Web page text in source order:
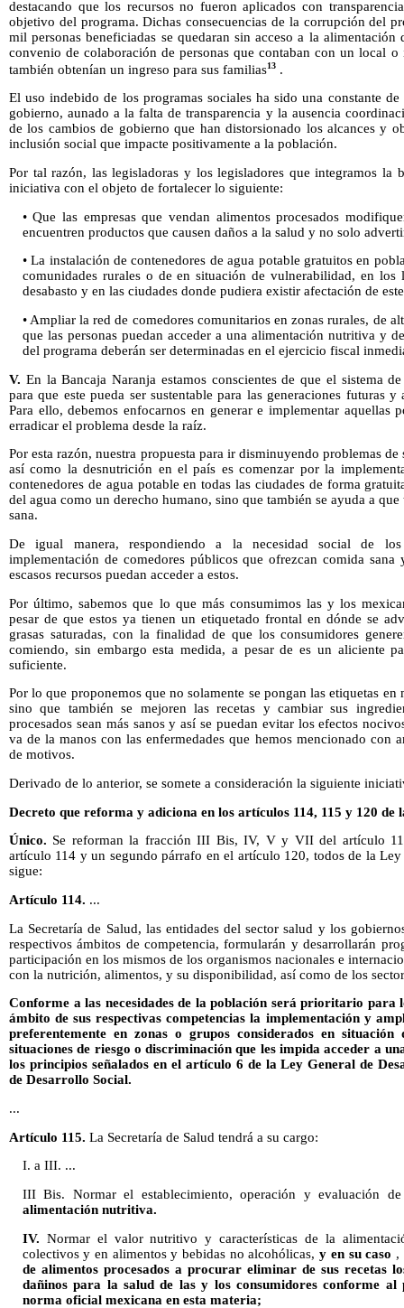
destacando que los recursos no fueron aplicados con
objetivo del programa. Dichas consecuencias de la corrupción del
mil personas beneficiadas se quedaran sin acceso a la
convenio de colaboración de personas que contaban con un local
también obtenían un ingreso para sus familias13 .
El uso indebido de los programas sociales ha sido una constante
gobierno, aunado a la falta de transparencia y la ausencia
de los cambios de gobierno que han distorsionado los alcances y
inclusión social que impacte positivamente a la población.
Por tal razón, las legisladoras y los legisladores que integramos la
iniciativa con el objeto de fortalecer lo siguiente:
• Que las empresas que vendan alimentos procesados
encuentren productos que causen daños a la salud y no solo
• La instalación de contenedores de agua potable gratuitos en
comunidades rurales o de en situación de vulnerabilidad, en los
desabasto y en las ciudades donde pudiera existir afectación de
• Ampliar la red de comedores comunitarios en zonas rurales, de
que las personas puedan acceder a una alimentación nutritiva y
del programa deberán ser determinadas en el ejercicio fiscal
V. En la Bancaja Naranja estamos conscientes de que el sistema
para que este pueda ser sustentable para las generaciones futuras y
Para ello, debemos enfocarnos en generar e implementar aquellas
erradicar el problema desde la raíz.
Por esta razón, nuestra propuesta para ir disminuyendo problemas
así como la desnutrición en el país es comenzar por la
contenedores de agua potable en todas las ciudades de forma
del agua como un derecho humano, sino que también se ayuda a
sana.
De igual manera, respondiendo a la necesidad social de
implementación de comedores públicos que ofrezcan comida
escasos recursos puedan acceder a estos.
Por último, sabemos que lo que más consumimos las y los
pesar de que estos ya tienen un etiquetado frontal en dónde se
grasas saturadas, con la finalidad de que los consumidores
comiendo, sin embargo esta medida, a pesar de es un aliciente
suficiente.
Por lo que proponemos que no solamente se pongan las etiquetas
sino que también se mejoren las recetas y cambiar sus
procesados sean más sanos y así se puedan evitar los efectos
va de la manos con las enfermedades que hemos mencionado con
de motivos.
Derivado de lo anterior, se somete a consideración la siguiente
Decreto que reforma y adiciona en los artículos 114, 115 y 120 de
Único. Se reforman la fracción III Bis, IV, V y VII del artículo
artículo 114 y un segundo párrafo en el artículo 120, todos de la
sigue:
Artículo 114. ...
La Secretaría de Salud, las entidades del sector salud y los
respectivos ámbitos de competencia, formularán y desarrollarán
participación en los mismos de los organismos nacionales e
con la nutrición, alimentos, y su disponibilidad, así como de los
Conforme a las necesidades de la población será prioritario para
ámbito de sus respectivas competencias la implementación y
preferentemente en zonas o grupos considerados en
situaciones de riesgo o discriminación que les impida acceder a
los principios señalados en el artículo 6 de la Ley General de
de Desarrollo Social.
...
Artículo 115. La Secretaría de Salud tendrá a su cargo:
I. a III. ...
III Bis. Normar el establecimiento, operación y evaluación
alimentación nutritiva.
IV. Normar el valor nutritivo y características de la
colectivos y en alimentos y bebidas no alcohólicas,y en su caso ,
de alimentos procesados a procurar eliminar de sus recetas
dañinos para la salud de las y los consumidores conforme al
norma oficial mexicana en esta materia;